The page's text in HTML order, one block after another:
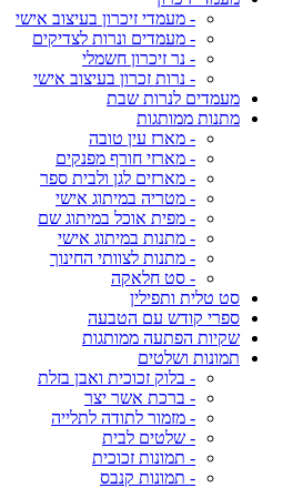
- מעמדי זיכרון בעיצוב אישי
- מעמדים ונרות לצדיקים
- נר זיכרון חשמלי
- נרות זכרון בעיצוב אישי
מעמדים לנרות שבת
מתנות ממותגות
- מארז עין טובה
- מארזי חורף מפנקים
- מארזים לגן ולבית ספר
- מטריה במיתוג אישי
- מפית אוכל במיתוג שם
- מתנות במיתוג אישי
- מתנות לצוותי החינוך
- סט חלאקה
סט טלית ותפילין
ספרי קודש עם הטבעה
שקיות הפתעה ממותגות
תמונות ושלטים
- בלוק זכוכית ואבן בזלת
- ברכת אשר יצר
- מזמור לתודה לתלייה
- שלטים לבית
- תמונות זכוכית
- תמונות קנבס